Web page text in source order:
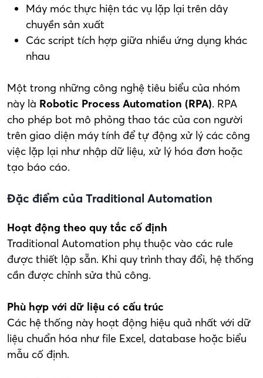
Máy móc thực hiện tác vụ lặp lại trên dây
chuyền sản xuất
Các script tích hợp giữa nhiều ứng dụng khác
nhau
Một trong những công nghệ tiêu biểu của nhóm
này là Robotic Process Automation (RPA). RPA
cho phép bot mô phỏng thao tác của con người
trên giao diện máy tính để tự động xử lý các công
việc lặp lại như nhập dữ liệu, xử lý hóa đơn hoặc
tạo báo cáo.
Đặc điểm của Traditional Automation
Hoạt động theo quy tắc cố định
Traditional Automation phụ thuộc vào các rule
được thiết lập sẵn. Khi quy trình thay đổi, hệ thống
cần được chỉnh sửa thủ công.
Phù hợp với dữ liệu có cấu trúc
Các hệ thống này hoạt động hiệu quả nhất với dữ
liệu chuẩn hóa như file Excel, database hoặc biểu
mẫu cố định.